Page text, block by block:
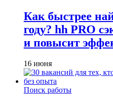
Как быстрее
году? hh PRO
и повысит
16 июня
Поиск работы